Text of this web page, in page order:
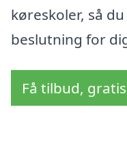
køreskoler, så
beslutning for
Få tilbud,